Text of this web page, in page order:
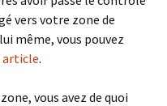
vers votre zone de
même, vous pouvez
article.
vous avez de quoi